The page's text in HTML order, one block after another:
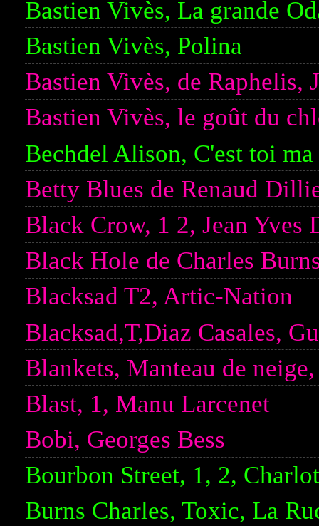
Bastien Vivès, La grande
Bastien Vivès, Polina
Bastien Vivès, de Raphelis,
Bastien Vivès, le goût du
Bechdel Alison, C'est toi ma
Betty Blues de Renaud
Black Crow, 1 2, Jean Yves
Black Hole de Charles
Blacksad T2, Artic-Nation
Blacksad,T,Diaz Casales,
Blankets, Manteau de
Blast, 1, Manu Larcenet
Bobi, Georges Bess
Bourbon Street, 1, 2,
Burns Charles, Toxic, La